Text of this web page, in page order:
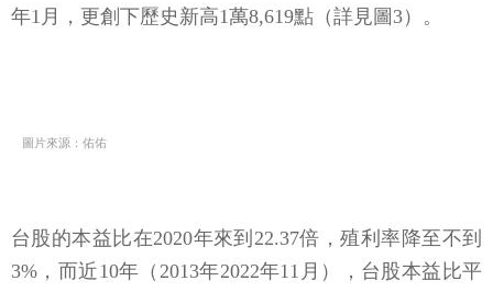
年1月，更創下歷史新高1萬8,619點（詳見圖3）。
圖片來源：佑佑
台股的本益比在2020年來到22.37倍，殖利率降至不到
3%，而近10年（2013年2022年11月），台股本益比平